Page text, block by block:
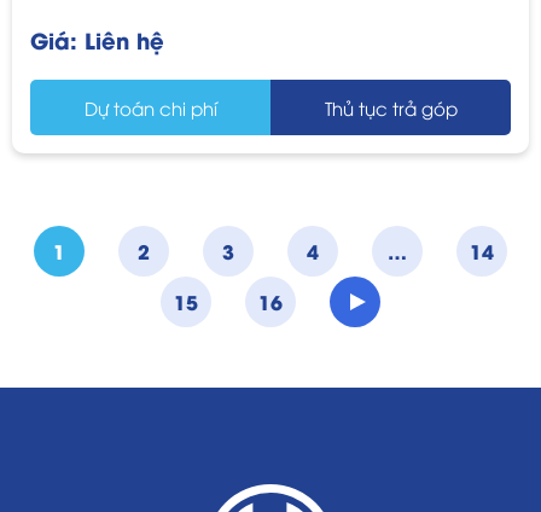
Giá: Liên hệ
Dự toán chi phí Thủ tục trả góp
1 2 3 4 …
14
15
16